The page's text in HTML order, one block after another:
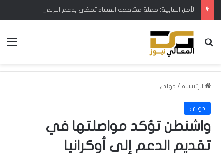
بحث عن
الرئيسية / دولي
دولي
واشنطن تؤكد مواصلتها في
تقديم الدعم إلى أوكرانيا